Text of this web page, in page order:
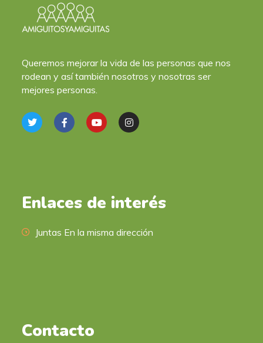
Queremos mejorar la vida de las personas que nos
rodean y así también nosotros y nosotras ser
mejores personas.
Enlaces de interés
Juntas En la misma dirección
Contacto